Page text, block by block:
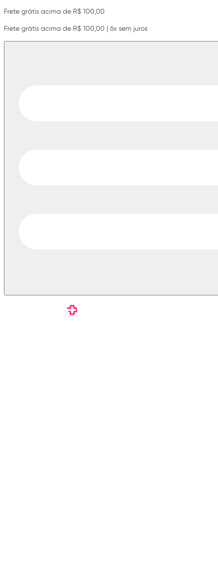
Frete grátis acima de R$ 100,00
Frete grátis acima de R$ 100,00 | 6x sem juros